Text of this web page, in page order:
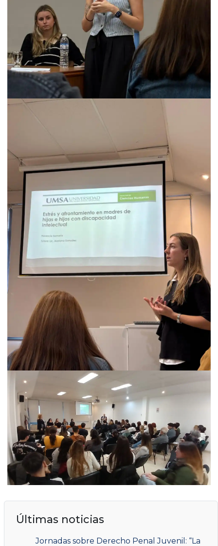
Últimas noticias
Jornadas sobre Derecho Penal Juvenil: “La